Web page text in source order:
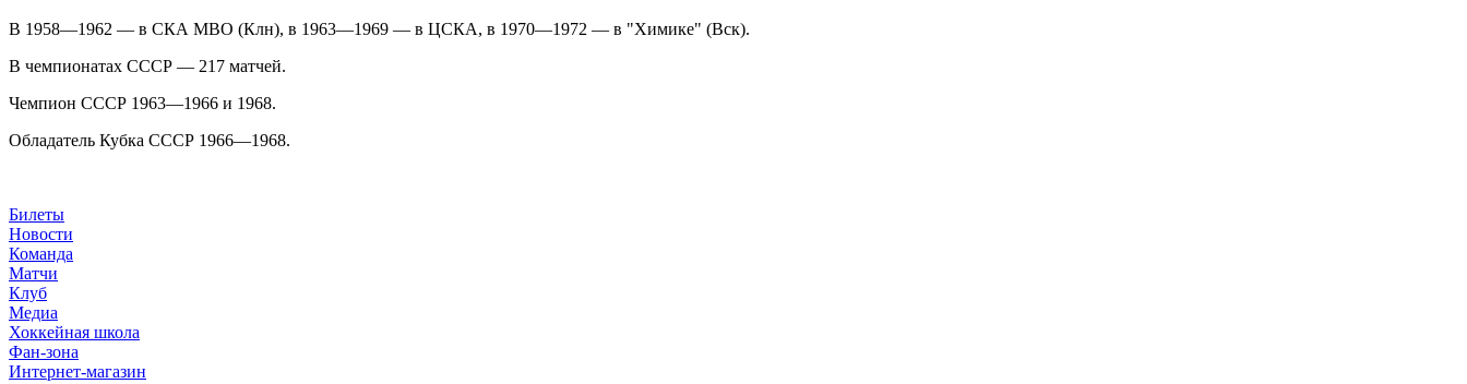
В 1958—1962 — в СКА МВО (Клн), в 1963—1969 — в ЦСКА, в 1970—1972 — в "Химике" (Вск).
В чемпионатах СССР — 217 матчей.
Чемпион СССР 1963—1966 и 1968.
Обладатель Кубка СССР 1966—1968.
Билеты
Новости
Команда
Матчи
Клуб
Медиа
Хоккейная школа
Фан-зона
Интернет-магазин